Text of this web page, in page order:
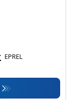
EPREL